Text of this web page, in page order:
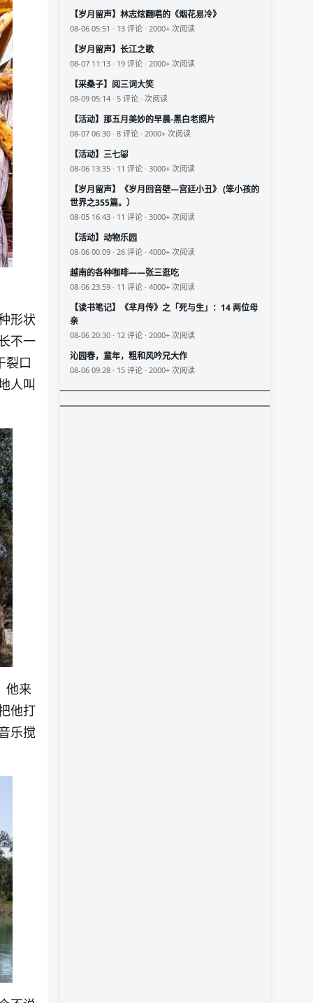
形状
不一
裂口
人叫
他来
他打
乐搅
【岁月留声】林志炫翻唱的《烟花易冷》
08-06 05:51 · 13 评论 · 2000+ 次阅读
【岁月留声】长江之歌
08-07 11:13 · 19 评论 · 2000+ 次阅读
【采桑子】阅三词大笑
08-09 05:14 · 5 评论 · 次阅读
【活动】那五月美妙的早晨-黑白老照片
08-07 06:30 · 8 评论 · 2000+ 次阅读
【活动】三七🐷
08-06 13:35 · 11 评论 · 3000+ 次阅读
【岁月留声】《岁月回音壁—宫廷小丑》 (笨小孩的
世界之355篇。）
08-05 16:43 · 11 评论 · 3000+ 次阅读
【活动】动物乐园
08-06 00:09 · 26 评论 · 4000+ 次阅读
越南的各种咖啡——张三逛吃
08-06 23:59 · 11 评论 · 4000+ 次阅读
【读书笔记】《芈月传》之「死与生」：14 两位母
亲
08-06 20:30 · 12 评论 · 2000+ 次阅读
沁园春，童年，粗和风吟兄大作
08-06 09:28 · 15 评论 · 2000+ 次阅读